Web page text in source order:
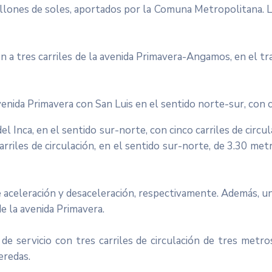
de soles, aportados por la Comuna Metropolitana.
tres carriles de la avenida Primavera-Angamos, en el
Primavera con San Luis en el sentido norte-sur, con
Inca, en el sentido sur-norte, con cinco carriles de
de circulación, en el sentido sur-norte, de 3.30
y desaceleración, respectivamente. Además,
la avenida Primavera.
servicio con tres carriles de circulación de tres